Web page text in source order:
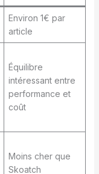
Environ 1€ par
article
Équilibre
intéressant entre
performance et
coût
Moins cher que
Skoatch